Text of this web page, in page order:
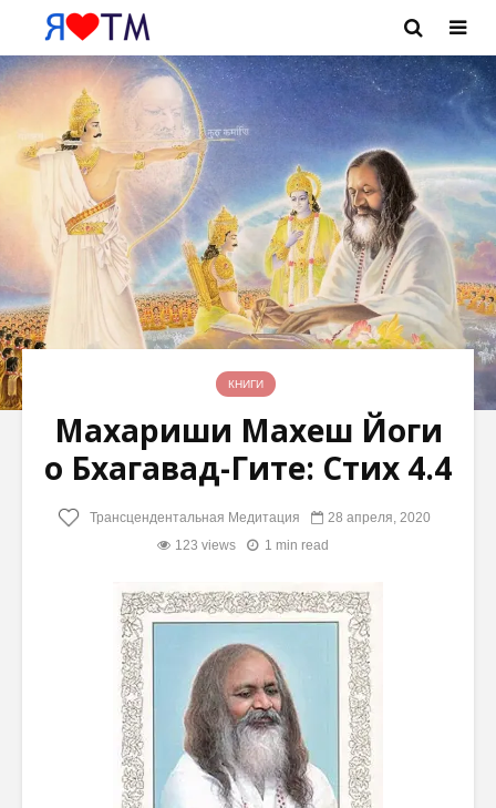
КНИГИ
Махариши Махеш Йоги
о Бхагавад-Гите: Стих 4.4
Трансцендентальная Медитация
28 апреля, 2020
123 views
1 min read